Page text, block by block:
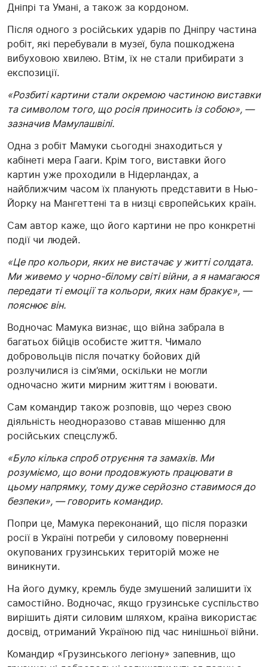
Дніпрі та Умані, а також за кордоном.
Після одного з російських ударів по Дніпру частина
робіт, які перебували в музеї, була пошкоджена
вибуховою хвилею. Втім, їх не стали прибирати з
експозиції.
«Розбиті картини стали окремою частиною виставки
та символом того, що росія приносить із собою», —
зазначив Мамулашвілі.
Одна з робіт Мамуки сьогодні знаходиться у
кабінеті мера Гааги. Крім того, виставки його
картин уже проходили в Нідерландах, а
найближчим часом їх планують представити в Нью-
Йорку на Мангеттені та в низці європейських країн.
Сам автор каже, що його картини не про конкретні
події чи людей.
«Це про кольори, яких не вистачає у житті солдата.
Ми живемо у чорно-білому світі війни, а я намагаюся
передати ті емоції та кольори, яких нам бракує», —
пояснює він.
Водночас Мамука визнає, що війна забрала в
багатьох бійців особисте життя. Чимало
добровольців після початку бойових дій
розлучилися із сім’ями, оскільки не могли
одночасно жити мирним життям і воювати.
Сам командир також розповів, що через свою
діяльність неодноразово ставав мішенню для
російських спецслужб.
«Було кілька спроб отруєння та замахів. Ми
розуміємо, що вони продовжують працювати в
цьому напрямку, тому дуже серйозно ставимося до
безпеки», — говорить командир.
Попри це, Мамука переконаний, що після поразки
росії в Україні потреби у силовому поверненні
окупованих грузинських територій може не
виникнути.
На його думку, кремль буде змушений залишити їх
самостійно. Водночас, якщо грузинське суспільство
вирішить діяти силовим шляхом, країна використає
досвід, отриманий Україною під час нинішньої війни.
Командир «Грузинського легіону» запевнив, що